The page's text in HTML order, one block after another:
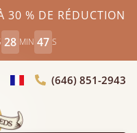
30 % DE RÉDUCTION
28 MIN 46 S
Choisir le pays(646) 851-2943